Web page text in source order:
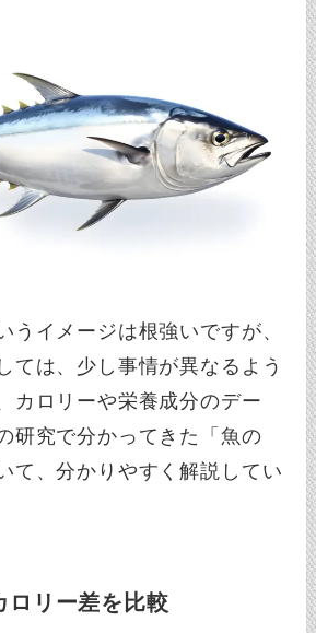
うイメージは根強いですが、
ては、少し事情が異なるよう
カロリーや栄養成分のデー
研究で分かってきた「魚の
て、分かりやすく解説してい
ロリー差を比較